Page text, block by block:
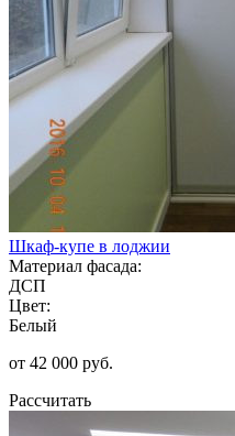
Шкаф-купе в лоджии
Материал фасада:
ДСП
Цвет:
Белый
от 42 000 руб.
Рассчитать